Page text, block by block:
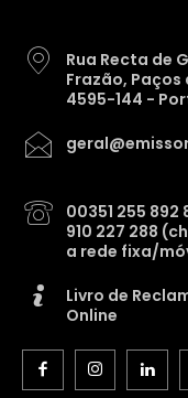
Rua Recta de
Frazão, Paços
4595-144 -
00351 255 892
910 227 288
a rede fixa/
Livro de
Online